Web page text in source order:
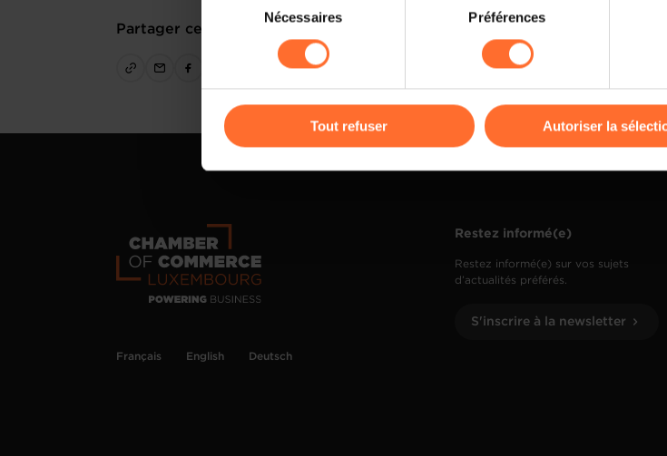
Il est précisé que la navigation sur le site et certaines fonctionnalités
cas de refus de tous les cookies ou des cookies non nécessaires.
gauche de chaque page.
consentement
Nécessaires Préférences
Tout refuser Autoriser la
Partager cet article
Français English Deutsch
Restez informé(e)
Restez informé(e) sur vos sujets
d’actualités préférés.
S'inscrire à la newsletter